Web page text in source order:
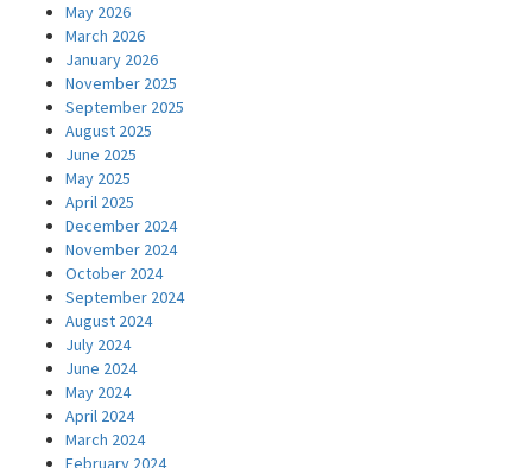
May 2026
March 2026
January 2026
November 2025
September 2025
August 2025
June 2025
May 2025
April 2025
December 2024
November 2024
October 2024
September 2024
August 2024
July 2024
June 2024
May 2024
April 2024
March 2024
February 2024